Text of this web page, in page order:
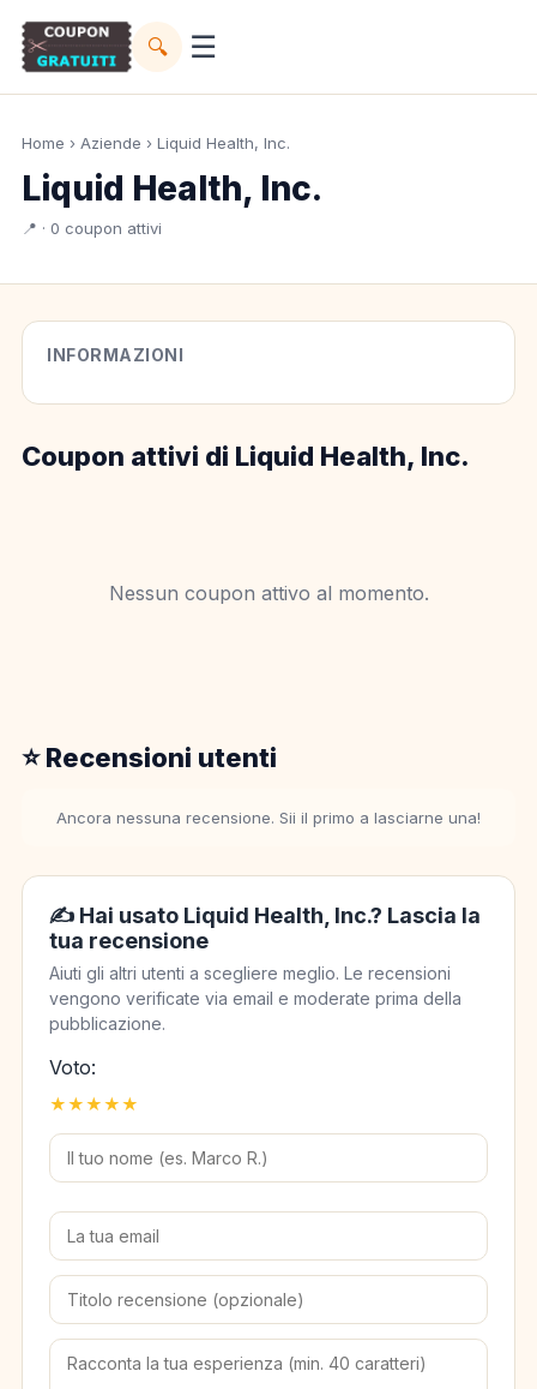
🔍 ☰
Home › Aziende › Liquid Health, Inc.
Liquid Health, Inc.
📍 · 0 coupon attivi
INFORMAZIONI
Coupon attivi di Liquid Health, Inc.
Nessun coupon attivo al momento.
⭐ Recensioni utenti
Ancora nessuna recensione. Sii il primo a lasciarne una!
✍️ Hai usato Liquid Health, Inc.? Lascia la
tua recensione
Aiuti gli altri utenti a scegliere meglio. Le recensioni
vengono verificate via email e moderate prima della
pubblicazione.
Voto:
★
★
★
★
★